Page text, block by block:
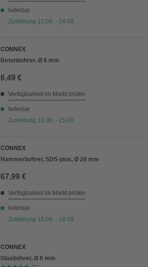
lieferbar
Zustellung 12.08. - 14.08.
CONNEX
Betonbohrer, Ø 6 mm
6,49 €
Verfügbarkeit im Markt prüfen
lieferbar
Zustellung 13.08. - 15.08.
CONNEX
Hammerbohrer, SDS-plus, Ø 28 mm
67,99 €
Verfügbarkeit im Markt prüfen
lieferbar
Zustellung 15.08. - 18.08.
CONNEX
Glasbohrer, Ø 6 mm